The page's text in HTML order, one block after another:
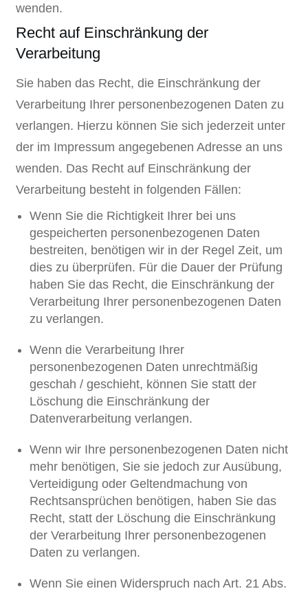
wenden.
Recht auf Einschränkung der
Verarbeitung
Sie haben das Recht, die Einschränkung der
Verarbeitung Ihrer personenbezogenen Daten zu
verlangen. Hierzu können Sie sich jederzeit unter
der im Impressum angegebenen Adresse an uns
wenden. Das Recht auf Einschränkung der
Verarbeitung besteht in folgenden Fällen:
Wenn Sie die Richtigkeit Ihrer bei uns
gespeicherten personenbezogenen Daten
bestreiten, benötigen wir in der Regel Zeit, um
dies zu überprüfen. Für die Dauer der Prüfung
haben Sie das Recht, die Einschränkung der
Verarbeitung Ihrer personenbezogenen Daten
zu verlangen.
Wenn die Verarbeitung Ihrer
personenbezogenen Daten unrechtmäßig
geschah / geschieht, können Sie statt der
Löschung die Einschränkung der
Datenverarbeitung verlangen.
Wenn wir Ihre personenbezogenen Daten nicht
mehr benötigen, Sie sie jedoch zur Ausübung,
Verteidigung oder Geltendmachung von
Rechtsansprüchen benötigen, haben Sie das
Recht, statt der Löschung die Einschränkung
der Verarbeitung Ihrer personenbezogenen
Daten zu verlangen.
Wenn Sie einen Widerspruch nach Art. 21 Abs.